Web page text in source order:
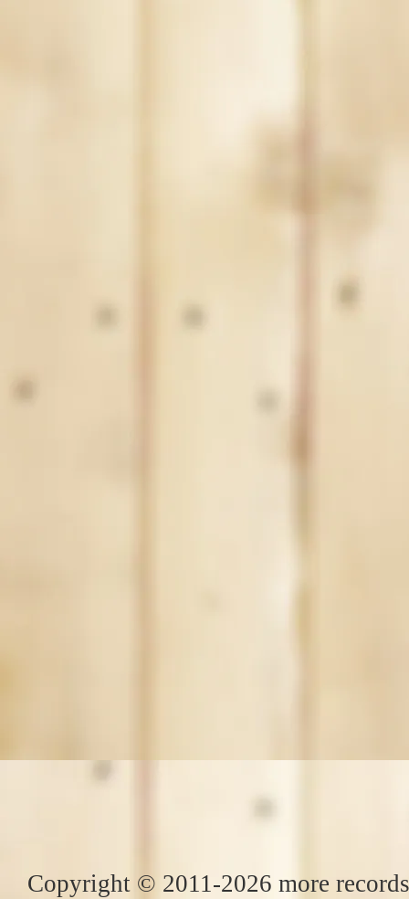
Copyright © 2011-2026 more